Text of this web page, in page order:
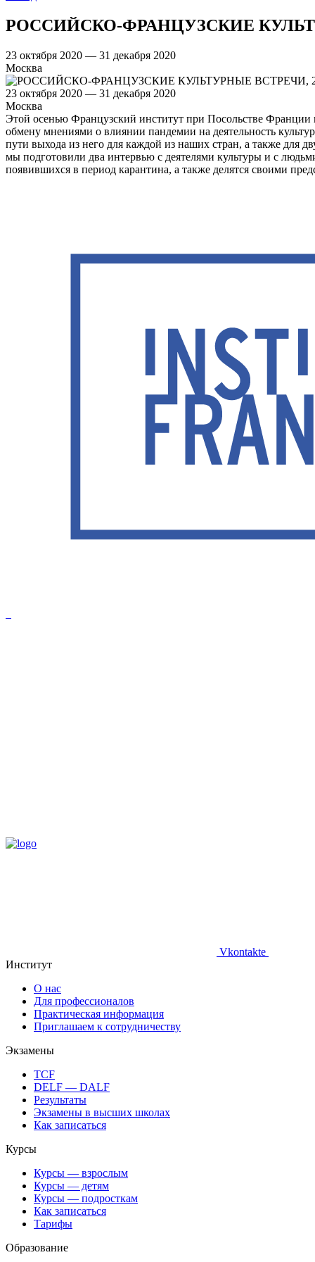
РОССИЙСКО-ФРАНЦУЗСКИЕ
23 октября 2020 — 31 декабря 2020
Москва
23 октября 2020 — 31 декабря 2020
Москва
Этой осенью Французский институт при Посольстве Франции
обмену мнениями о влиянии пандемии на деятельность
пути выхода из него для каждой из наших стран, а также для
мы подготовили два интервью с деятелями культуры и с
появившихся в период карантина, а также делятся своими
Vkontakte
Институт
О нас
Для профессионалов
Практическая информация
Приглашаем к сотрудничеству
Экзамены
TCF
DELF — DALF
Результаты
Экзамены в высших школах
Как записаться
Курсы
Курсы — взрослым
Курсы — детям
Курсы — подросткам
Как записаться
Тарифы
Образование